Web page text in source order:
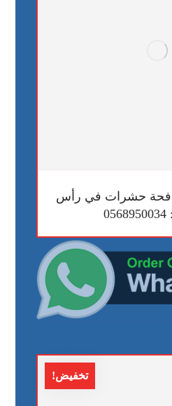
حشرات في رأس
تخفيض!